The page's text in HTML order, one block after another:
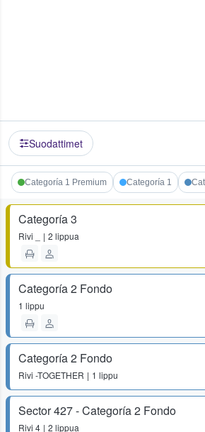
Suodattimet
Categoría 1 Premium Categoría 1
Categoría 3
Rivi 2 lippua
Categoría 2 Fondo
1 lippu
Categoría 2 Fondo
Rivi -TOGETHER 1 lippu
Sector 427 - Categoría 2 Fondo
Rivi 4 2 lippua